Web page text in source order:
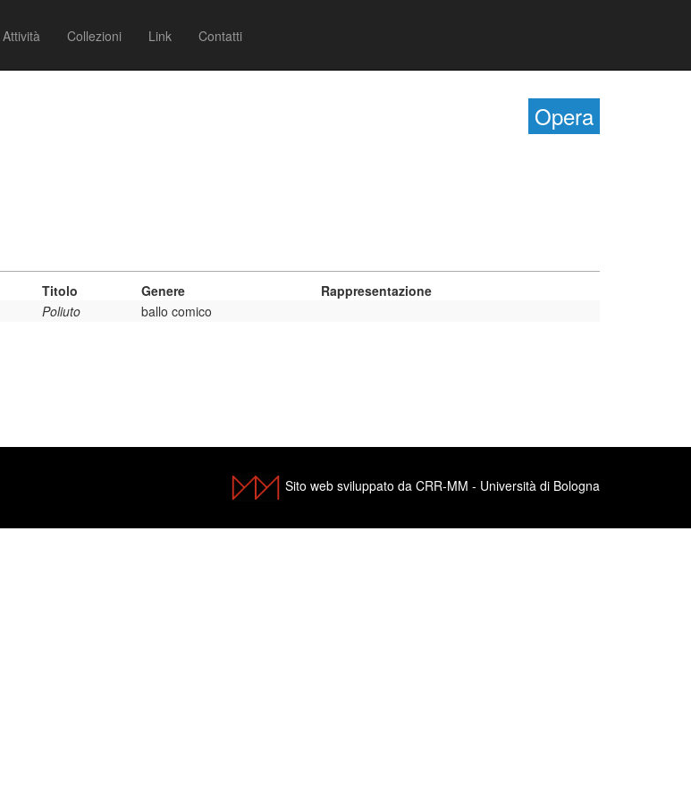
Attività Collezioni Link Contatti
Opera
Titolo Genere
Rappresentazione
Poliuto ballo comico
Sito web sviluppato da CRR-MM - Università di Bologna